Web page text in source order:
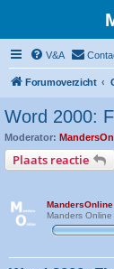
V&A
Forumoverzicht
Word 2000:
Moderator:
Plaats reactie
MandersOnline
Manders Online